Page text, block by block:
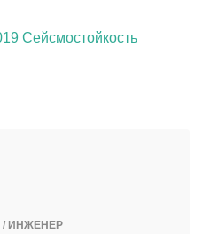
Сейсмостойкость
/ ИНЖЕНЕР